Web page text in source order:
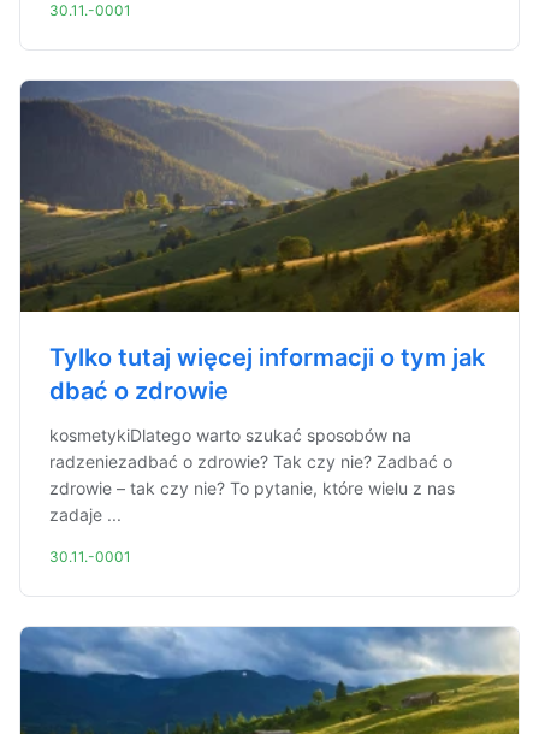
30.11.-0001
Tylko tutaj więcej informacji o tym jak
dbać o zdrowie
kosmetykiDlatego warto szukać sposobów na
radzeniezadbać o zdrowie? Tak czy nie? Zadbać o
zdrowie – tak czy nie? To pytanie, które wielu z nas
zadaje ...
30.11.-0001